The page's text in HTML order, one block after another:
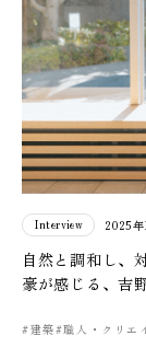
Interview 2025年
自然と調和し、
豪が感じる、吉
#建築#職人・クリエ